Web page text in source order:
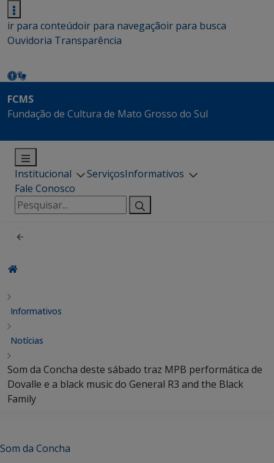
ir para conteúdoir para navegaçãoir para busca
Ouvidoria Transparência
FCMS
Fundação de Cultura de Mato Grosso do Sul
Institucional ServiçosInformativos
Fale Conosco
Pesquisar
por:
Informativos
Notícias
Som da Concha deste sábado traz MPB performática de
Dovalle e a black music do General R3 and the Black
Family
Som da Concha